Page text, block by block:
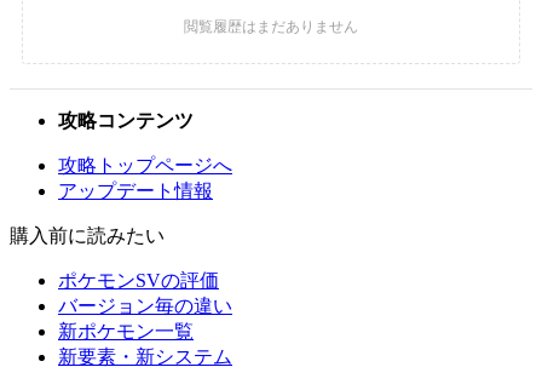
攻略コンテンツ
攻略トップページへ
アップデート情報
購入前に読みたい
ポケモンSVの評価
バージョン毎の違い
新ポケモン一覧
新要素・新システム